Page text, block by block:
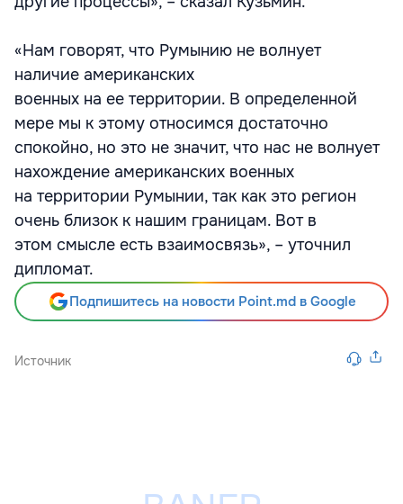
«Нам говорят, что Румынию не волнует
наличие американских
военных на ее территории. В определенной
мере мы к этому относимся достаточно
спокойно, но это не значит, что нас не волнует
нахождение американских военных
на территории Румынии, так как это регион
очень близок к нашим границам. Вот в
этом смысле есть взаимосвязь», – уточнил
дипломат.
Подпишитесь на новости Point.md в Google
Источник